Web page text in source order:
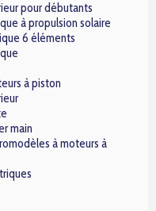
pour débutants
à propulsion solaire
6 éléments
à piston
main
à moteurs à